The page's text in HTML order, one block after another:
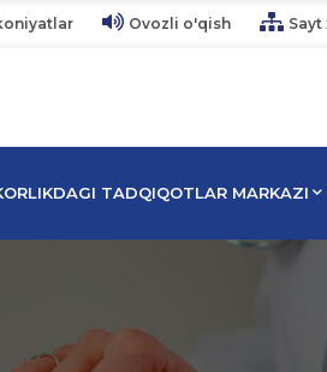
Ovozli o'qish Sayt
TADQIQOTLAR MARKAZI